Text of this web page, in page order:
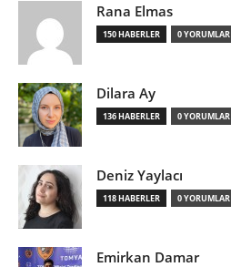
Rana Elmas
150 HABERLER 0 YORUMLAR
Dilara Ay
136 HABERLER 0 YORUMLAR
Deniz Yaylacı
118 HABERLER 0 YORUMLAR
Emirkan Damar